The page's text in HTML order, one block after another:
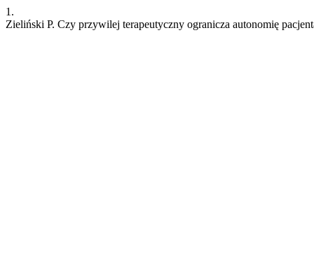
1.
Zieliński P. Czy przywilej terapeutyczny ogranicza autonomię